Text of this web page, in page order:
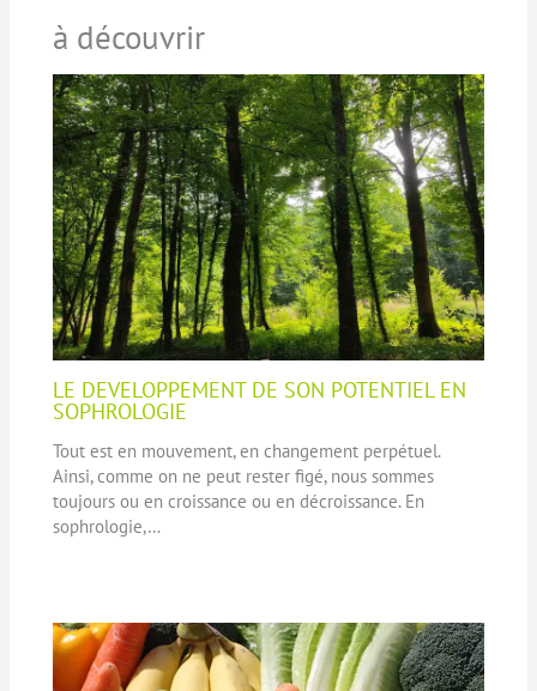
à découvrir
LE DEVELOPPEMENT DE SON POTENTIEL EN
SOPHROLOGIE
Tout est en mouvement, en changement perpétuel.
Ainsi, comme on ne peut rester figé, nous sommes
toujours ou en croissance ou en décroissance. En
sophrologie,…